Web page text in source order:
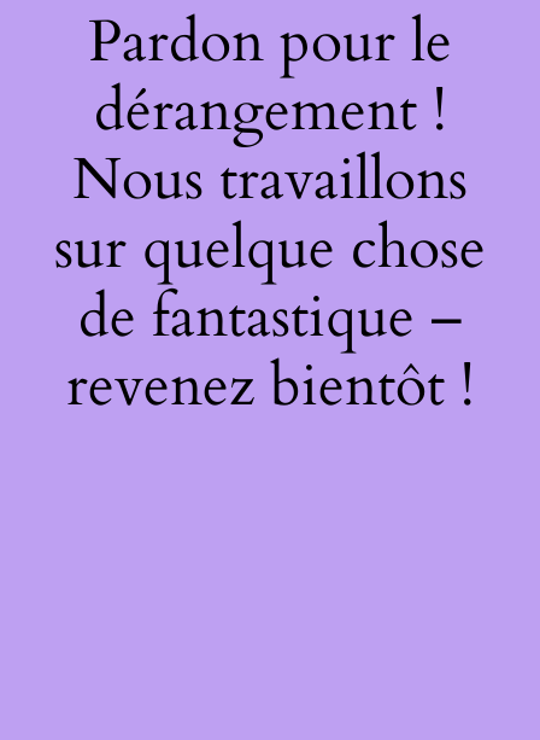
Pardon pour le
dérangement !
Nous travaillons
sur quelque chose
de fantastique –
revenez bientôt !